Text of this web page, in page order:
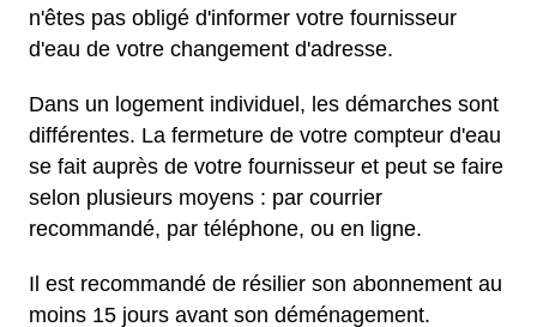
n'êtes pas obligé d'informer votre fournisseur
d'eau de votre changement d'adresse.
Dans un logement individuel, les démarches sont
différentes. La fermeture de votre compteur d'eau
se fait auprès de votre fournisseur et peut se faire
selon plusieurs moyens : par courrier
recommandé, par téléphone, ou en ligne.
Il est recommandé de résilier son abonnement au
moins 15 jours avant son déménagement.